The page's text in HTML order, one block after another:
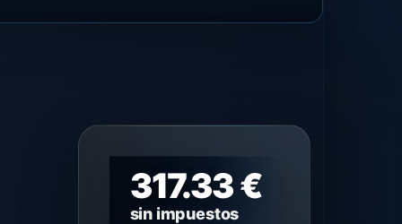
317.33 €
sin impuestos